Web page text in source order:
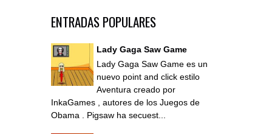
ENTRADAS POPULARES
Lady Gaga Saw Game
Lady Gaga Saw Game es un
nuevo point and click estilo
Aventura creado por
InkaGames , autores de los Juegos de
Obama . Pigsaw ha secuest...